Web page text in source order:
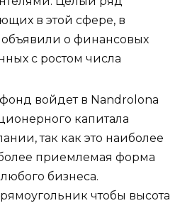
в этой сфере, в
о финансовых
с ростом числа
войдет в Nandrolona
капитала
так как это наиболее
приемлемая форма
бизнеса.
чтобы высота